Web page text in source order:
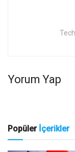
Yorum Yap
Popüler İçerikler